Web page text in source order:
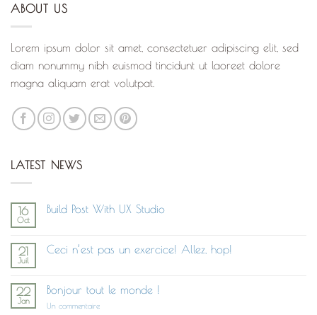
ABOUT US
Lorem ipsum dolor sit amet, consectetuer adipiscing elit, sed
diam nonummy nibh euismod tincidunt ut laoreet dolore
magna aliquam erat volutpat.
LATEST NEWS
16
Oct
Build Post With UX Studio
Build
Studio
21
Juil
Ceci n’est pas un exercice! Allez, hop!
Ceci
pas
22
Jan
Bonjour tout le monde !
Un commentairesur